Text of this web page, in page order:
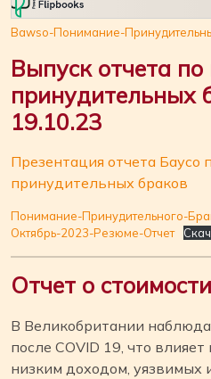
Bawso-Понимание-
Выпуск отчета
принудительных
19.10.23
Презентация отчета Баусо
принудительных браков
Понимание-Принудительного-
Октябрь-2023-Резюме-Отчет
Отчет о
В Великобритании
после COVID 19, что
низким доходом, уязвимых